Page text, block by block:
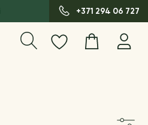
+371 294 06 727